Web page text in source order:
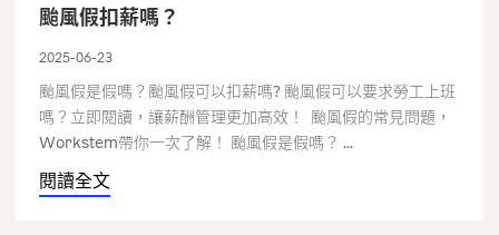
颱風假扣薪嗎？
2025-06-23
颱風假是假嗎？颱風假可以扣薪嗎? 颱風假可以要求勞工上班
嗎？立即閱讀，讓薪酬管理更加高效！ 颱風假的常見問題，
Workstem帶你一次了解！ 颱風假是假嗎？ ...
閱讀全文